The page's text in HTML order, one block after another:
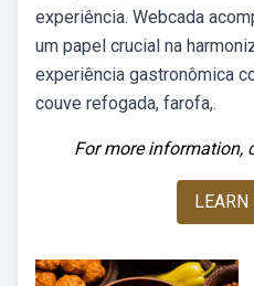
experiência. Webcada
um papel crucial na
experiência gastronômica
couve refogada, farofa,.
For more information,
LEARN